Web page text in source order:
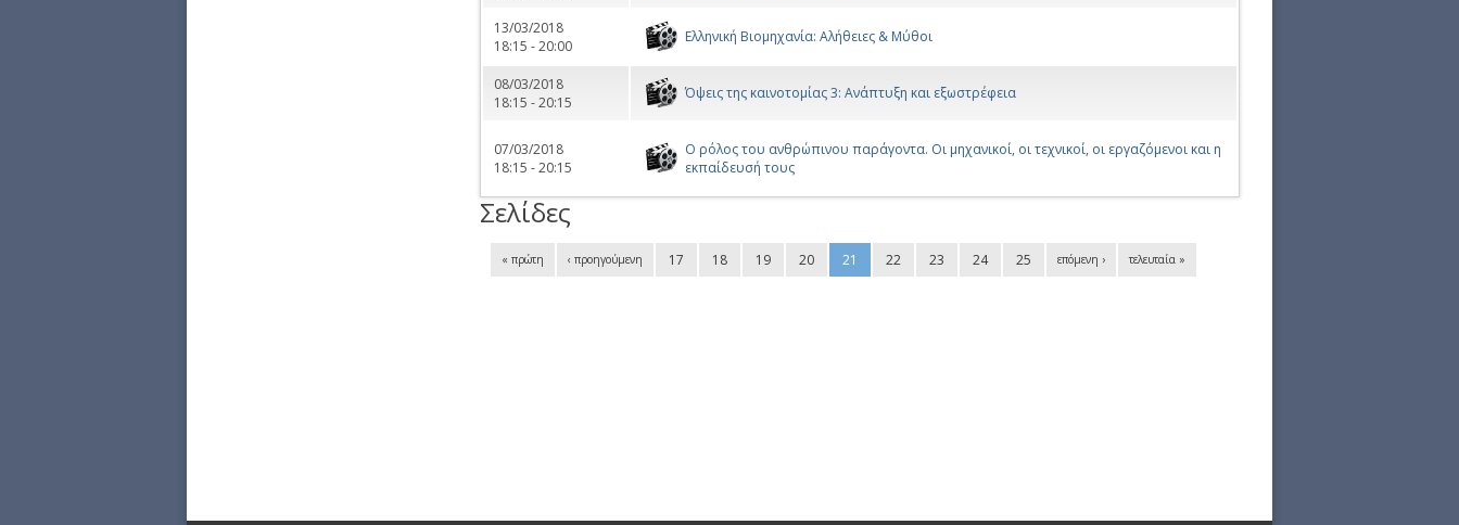
13/03/2018
18:15 - 20:00
Ελληνική Βιομηχανία: Αλήθειες & Μύθοι
08/03/2018
18:15 - 20:15
Όψεις της καινοτομίας 3: Ανάπτυξη και εξωστρέφεια
07/03/2018
18:15 - 20:15
Ο ρόλος του ανθρώπινου παράγοντα. Οι μηχανικοί, οι τεχνικοί, οι εργαζόμενοι και η
εκπαίδευσή τους
Σελίδες
« πρώτη ‹ προηγούμενη 17 18 19 20 21 22 23 24 25 επόμενη › τελευταία »